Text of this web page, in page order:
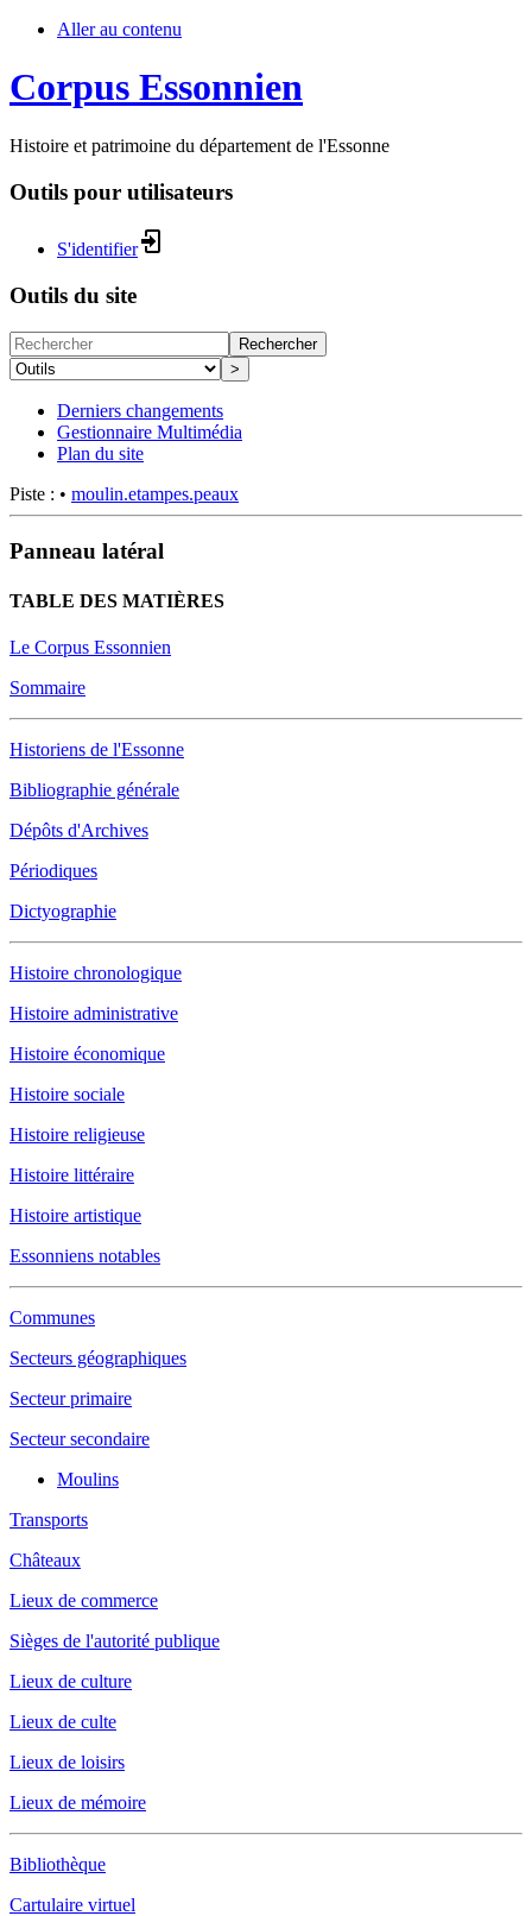
Aller au contenu
Corpus Essonnien
Histoire et patrimoine du département de l'Essonne
Outils pour utilisateurs
S'identifier
Outils du site
Rechercher
>
Derniers changements
Gestionnaire Multimédia
Plan du site
Piste : • moulin.etampes.peaux
Panneau latéral
TABLE DES MATIÈRES
Le Corpus Essonnien
Sommaire
Historiens de l'Essonne
Bibliographie générale
Dépôts d'Archives
Périodiques
Dictyographie
Histoire chronologique
Histoire administrative
Histoire économique
Histoire sociale
Histoire religieuse
Histoire littéraire
Histoire artistique
Essonniens notables
Communes
Secteurs géographiques
Secteur primaire
Secteur secondaire
Moulins
Transports
Châteaux
Lieux de commerce
Sièges de l'autorité publique
Lieux de culture
Lieux de culte
Lieux de loisirs
Lieux de mémoire
Bibliothèque
Cartulaire virtuel